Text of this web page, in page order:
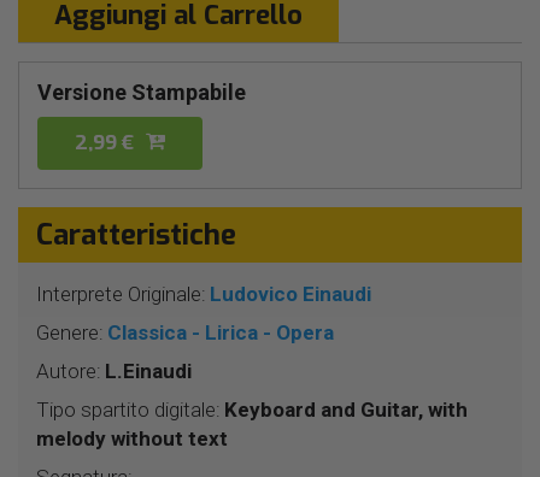
Aggiungi al Carrello
Versione Stampabile
2,99 €
Caratteristiche
Interprete Originale: Ludovico Einaudi
Genere: Classica - Lirica - Opera
Autore: L.Einaudi
Tipo spartito digitale: Keyboard and Guitar, with
melody without text